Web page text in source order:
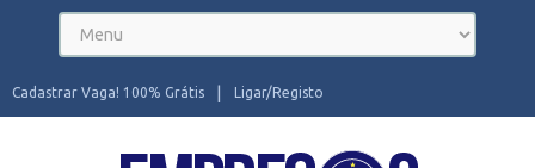
Ligar/Registo
Cadastrar Vaga! 100% Grátis